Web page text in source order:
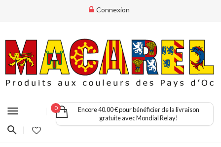
Connexion
menu 0
Encore 40.00 € pour bénéficier de la livraison
gratuite avec Mondial Relay!